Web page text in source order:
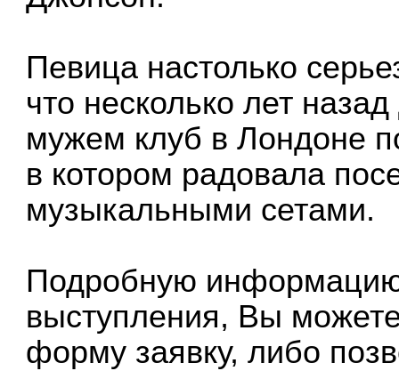
Певица настолько
что несколько лет
мужем клуб в Лондоне
в котором радовала
музыкальными сетами.
Подробную
выступления, Вы
форму заявку, либо